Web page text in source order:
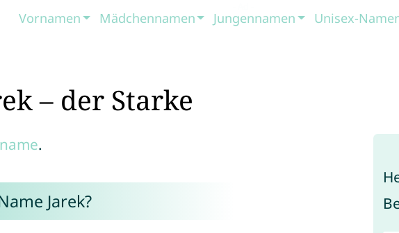
Vornamen Mädchennamen Jungennamen Unisex-
– der Starke
.
Jarek?